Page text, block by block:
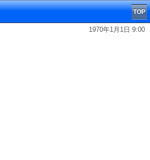
TOP
1970年1月1日 9:00